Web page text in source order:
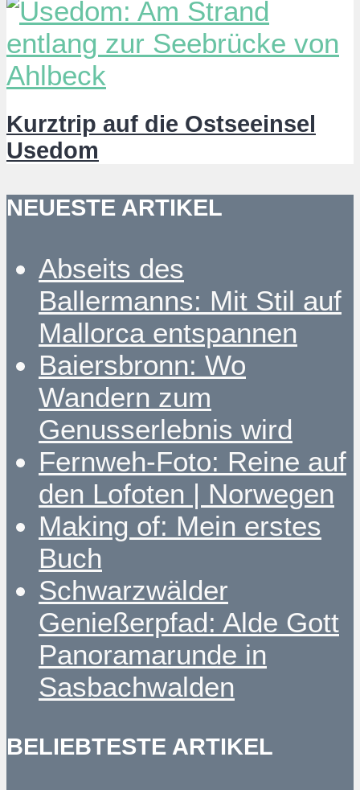
Kurztrip auf die Ostseeinsel
Usedom
NEUESTE ARTIKEL
Abseits des
Ballermanns: Mit Stil auf
Mallorca entspannen
Baiersbronn: Wo
Wandern zum
Genusserlebnis wird
Fernweh-Foto: Reine auf
den Lofoten | Norwegen
Making of: Mein erstes
Buch
Schwarzwälder
Genießerpfad: Alde Gott
Panoramarunde in
Sasbachwalden
BELIEBTESTE ARTIKEL